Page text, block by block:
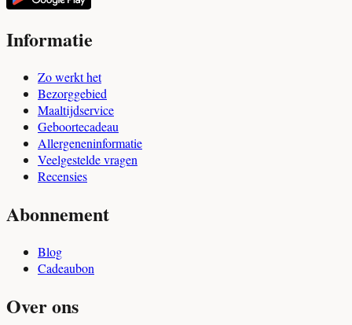
Informatie
Zo werkt het
Bezorggebied
Maaltijdservice
Geboortecadeau
Allergeneninformatie
Veelgestelde vragen
Recensies
Abonnement
Blog
Cadeaubon
Over ons